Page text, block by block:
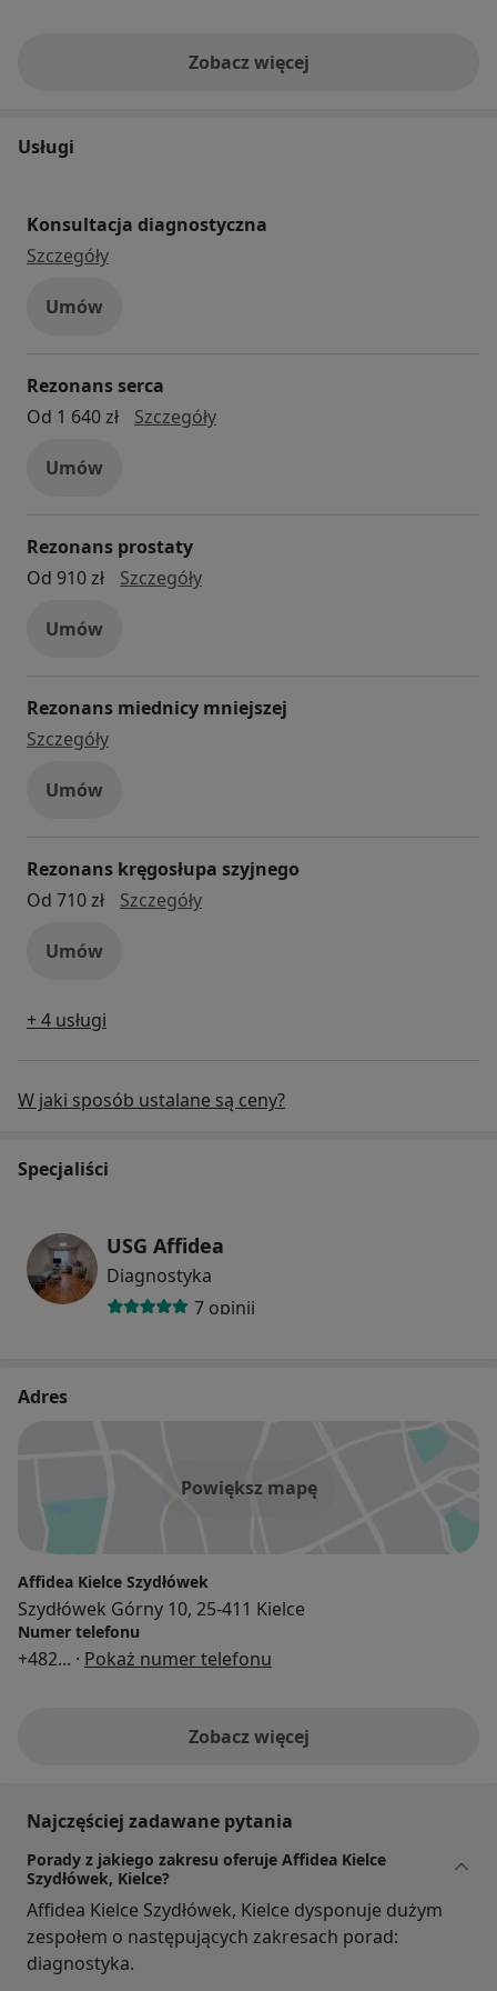
Zobacz więcej
Usługi
Konsultacja diagnostyczna
Szczegółykonsultacja diagnostyczna
Umów
Rezonans serca
Od 1 640 zł
SzczegółyRezonans serca
Umów
Rezonans prostaty
Od 910 zł
SzczegółyRezonans prostaty
Umów
Rezonans miednicy mniejszej
SzczegółyRezonans miednicy mniejszej
Umów
Rezonans kręgosłupa szyjnego
Od 710 zł
SzczegółyRezonans kręgosłupa szyjnego
Umów
+ 4 usługi
W jaki sposób ustalane są ceny?
Specjaliści
USG Affidea
Diagnostyka
7 opinii
Adres
Powiększ mapę
Affidea Kielce Szydłówek
Szydłówek Górny 10, 25-411 Kielce
Numer telefonu
+482... · Pokaż numer telefonu
Zobacz więcej
Najczęściej zadawane pytania
Porady z jakiego zakresu oferuje Affidea Kielce
Szydłówek, Kielce?
Affidea Kielce Szydłówek, Kielce dysponuje dużym
zespołem o następujących zakresach porad:
diagnostyka.